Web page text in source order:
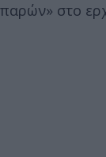
παρών» στο